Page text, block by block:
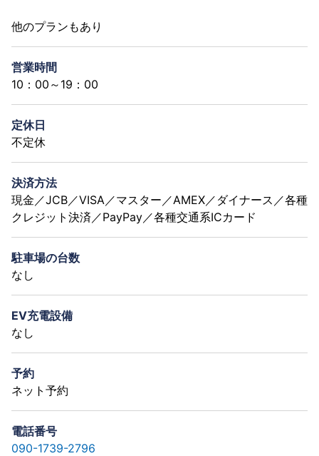
他のプランもあり
営業時間
10：00～19：00
定休日
不定休
決済方法
現金／JCB／VISA／マスター／AMEX／ダイナース／各種
クレジット決済／PayPay／各種交通系ICカード
駐車場の台数
なし
EV充電設備
なし
予約
ネット予約
電話番号
090-1739-2796